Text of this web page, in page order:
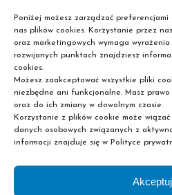
Poniżej możesz zarządzać
nas plików cookies. Korzystanie przez
oraz marketingowych wymaga
rozwijanych punktach znajdziesz
cookies.
Możesz zaakceptować wszystkie pliki
niezbędne ani funkcjonalne. Masz
oraz do ich zmiany w dowolnym czasie.
Korzystanie z plików cookie może
danych osobowych związanych z
informacji znajduje się w Polityce
Chcesz kontynuować swoją
naszych kierunków? Nie
sobie miejsce w pobliskiej
on-line! Liczba miejsc jest
szybciej wypełnisz formularz,
wkrótce staniesz się
Cię kierunek oraz pożądane